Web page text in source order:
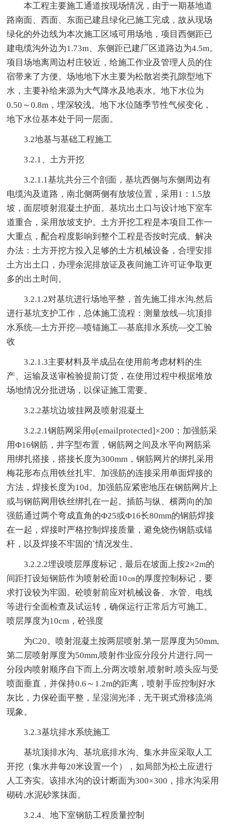
本工程主要施工通道按现场情况，由于一期基地道
路南面、西面、东面已建且绿化已施工完成，故从现场
绿化的外边线为本次施工区域可用场地，项目西侧距已
建电缆沟外边为1.73m、东侧距已建厂区道路边为4.5m。
项目场地离周边村庄较近，给施工作业及管理人员的住
宿带来了方便。场地地下水主要为松散岩类孔隙型地下
水，主要补给来源为大气降水及地表水。地下水位为
0.50～0.8m，埋深较浅。地下水位随季节性气候变化，
地下水位基本处于同一层面。
3.2地基与基础工程施工
3.2.1、土方开挖
3.2.1.1基坑共分三个剖面，基坑西侧与东侧周边有
电缆沟及道路，南北侧两侧有放坡位置，采用1：1.5放
坡，面层喷射混凝土护面。基坑出土口与设计地下室车
道重合，采用放坡支护。土方开挖工程是本项目工作一
大重点，配合程度影响到整个工程是否按时完成。解决
办法：土方开挖方投入足够的土方机械设备，合理安排
土方出土口，办理余泥排放证及夜间施工许可证争取更
多的出土时间。
3.2.1.2对基坑进行场地平整，首先施工排水沟,然后
进行基坑支护工作，总体施工流程：测量放线—坑顶排
水系统—土方开挖—喷锚施工—基底排水系统—交工验
收
3.2.1.3主要材料及半成品在使用前考虑材料的生
产、运输及送审检验提前订货，在使用过程中根据堆放
场地情况分批进场，以保证施工需要。
3.2.2基坑边坡挂网及喷射混凝土
3.2.2.1钢筋网采用φ[emailprotected]×200；加强筋采
用Ф16钢筋，井字型布置，钢筋网之间及水平向网筋采
用绑扎搭接，搭接长度为300mm，钢筋网片的绑扎采用
梅花形布点用铁丝扎牢。加强筋的连接采用单面焊接的
方法，焊接长度为10d。加强筋应紧密地压在钢筋网片上
或与钢筋网用铁丝绑扎在一起。插筋与纵、横两向的加
强筋通过两个弯成直角的Ф25或Ф16长80mm的钢筋焊接
在一起，焊接时严格控制焊接质量，避免烧伤钢筋或锚
杆，以及焊接不牢固的`情况发生。
3.2.2.2埋设喷层厚度标记，最后在坡面上按2×2m的
间距打设短钢筋作为喷射砼面10㎝的厚度控制标记，要
求打设较为牢固。砼喷射前应对机械设备、水管、电线
等进行全面检查及试运转，确保运行正常后方可施工。
喷层厚度为10cm，砼强度
为C20。喷射混凝土按两层喷射,第一层厚度为50mm,
第二层喷射厚度为50mm,喷射作业应分段分片进行,同一
分段内喷射顺序自下而上,分两次喷射,喷射时,喷头应与受
喷面垂直，并保持0.6～1.2m的距离，喷射手应控制好水
灰比，力保砼面平整，呈湿润光泽，无干斑式滑移流淌
现象。
3.2.3基坑排水系统施工
基坑顶排水沟、基坑底排水沟、集水井应采取人工
开挖（集水井每20米设置一个），如局部为松土应进行
人工夯实。该排水沟的设计断面为300×300，排水沟采用
砌砖,水泥砂浆抹面。
3.2.4、地下室钢筋工程质量控制